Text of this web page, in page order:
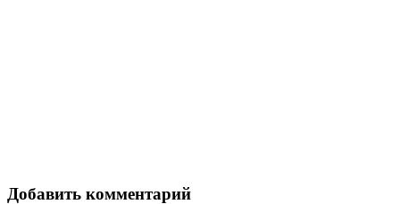
Добавить комментарий